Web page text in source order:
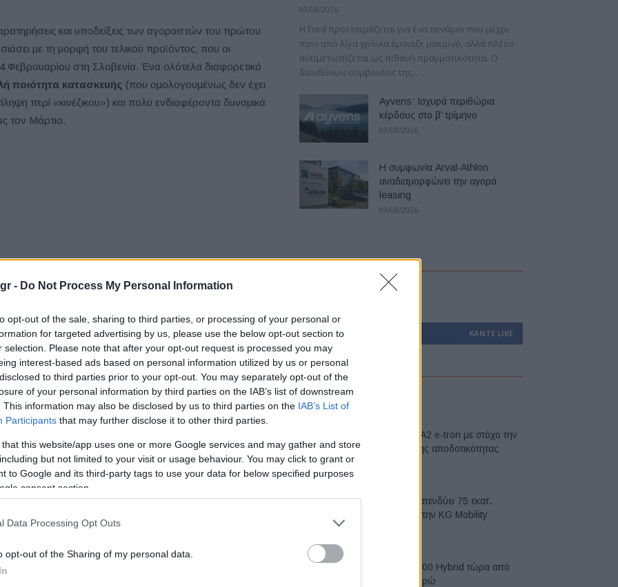
- Do Not Process My Personal Information
opt-out of the sale, sharing to third parties, or processing of your personal or
for targeted advertising by us, please use the below opt-out section to
selection. Please note that after your opt-out request is processed you may
interest-based ads based on personal information utilized by us or personal
to third parties prior to your opt-out. You may separately opt-out of the
of your personal information by third parties on the IAB’s list of downstream
This information may also be disclosed by us to third parties on the IAB’s List of
Participants that may further disclose it to other third parties.
that this website/app uses one or more Google services and may gather and store
but not limited to your visit or usage behaviour. You may click to grant or
to Google and its third-party tags to use your data for below specified purposes
consent section.
Data Processing Opt Outs
opt-out of the Sharing of my personal data.
και υποδείξεις των αγοραστών του πρώτου
με τη μορφή του τελικού προϊόντος, που οι
στη Σλοβενία. Ένα ολότελα διαφορετικό
ποιότητα κατασκευής (που ομολογουμένως δεν έχει
περί «κινέζικου») και πολύ ενδιαφέροντα δυναμικά
τον Μάρτιο.
03/08/2026
Η Ford προετοιμάζεται για ένα σενάριο που μέχρι
πριν από λίγα χρόνια έμοιαζε μακρινό, αλλά πλέον
αντιμετωπίζεται ως πιθανή πραγματικότητα. Ο
διευθύνων σύμβουλος της...
Ayvens: Iσχυρά περιθώρια
κέρδους στο β’ τρίμηνο
03/08/2026
Η συμφωνία Arval-Athlon
αναδιαμορφώνει την αγορά
leasing
03/08/2026
0 Υποστηρικτές ΚΆΝΤΕ LIKE
Latest
Νέο Audi A2 e-tron με στόχο την
κορυφή της αποδοτικότητας
Η Chery επενδύει 75 εκατ.
δολάρια στην KG Mobility
Το FIAT 500 Hybrid τώρα από
18.990 ευρώ